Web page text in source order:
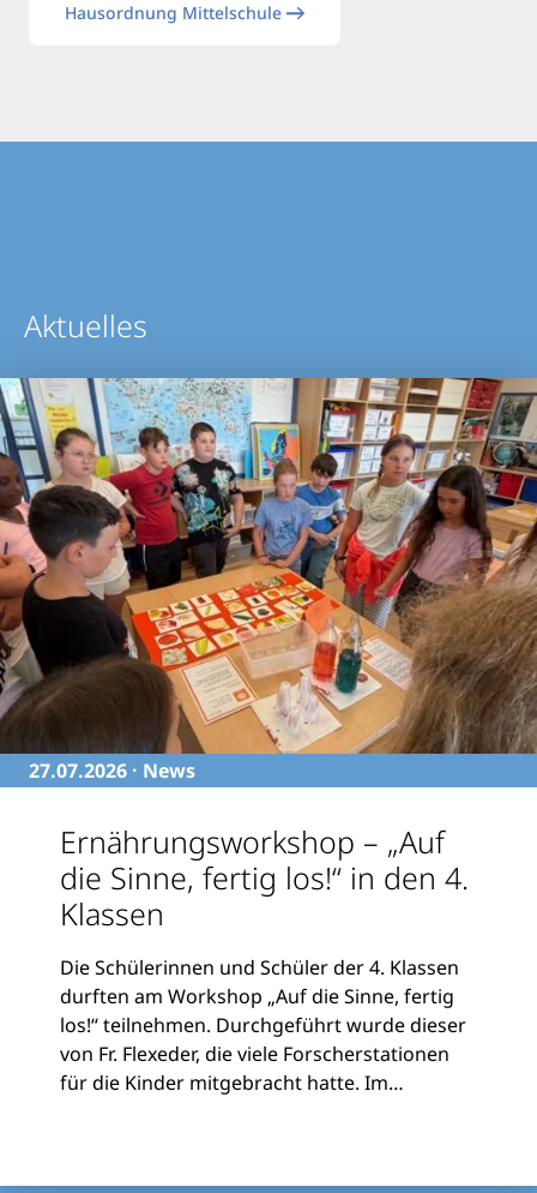
Hausordnung Mittelschule
Aktuelles
27.07.2026 · News
Ernährungsworkshop – „Auf
die Sinne, fertig los!“ in den 4.
Klassen
Die Schülerinnen und Schüler der 4. Klassen
durften am Workshop „Auf die Sinne, fertig
los!“ teilnehmen. Durchgeführt wurde dieser
von Fr. Flexeder, die viele Forscherstationen
für die Kinder mitgebracht hatte. Im